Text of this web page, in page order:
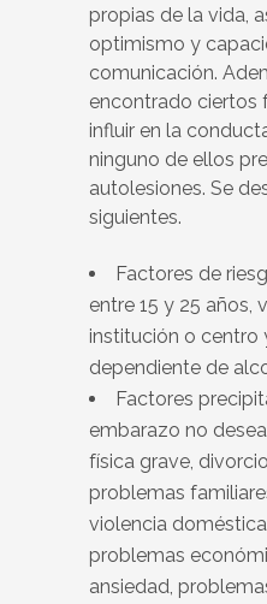
propias de la vida,
optimismo y
comunicación.
encontrado ciertos
influir en la
ninguno de ellos
autolesiones. Se
siguientes.
Factores de
entre 15 y 25 años,
institución o centro
dependiente de
Factores
embarazo no
física grave,
problemas
violencia
problemas
ansiedad,